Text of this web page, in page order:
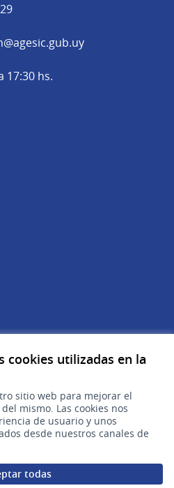
cookies utilizadas en la
sitio web para mejorar el
mismo. Las cookies nos
de usuario y unos
desde nuestros canales de
todas
(Abrir en una
17:30 hs.
Digital en X
Ciudadana Digital en Facebook
Ciudadana Digital en
abiertos